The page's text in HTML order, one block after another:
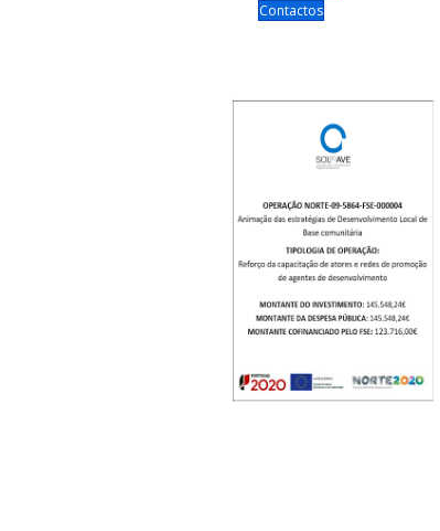
Contactos